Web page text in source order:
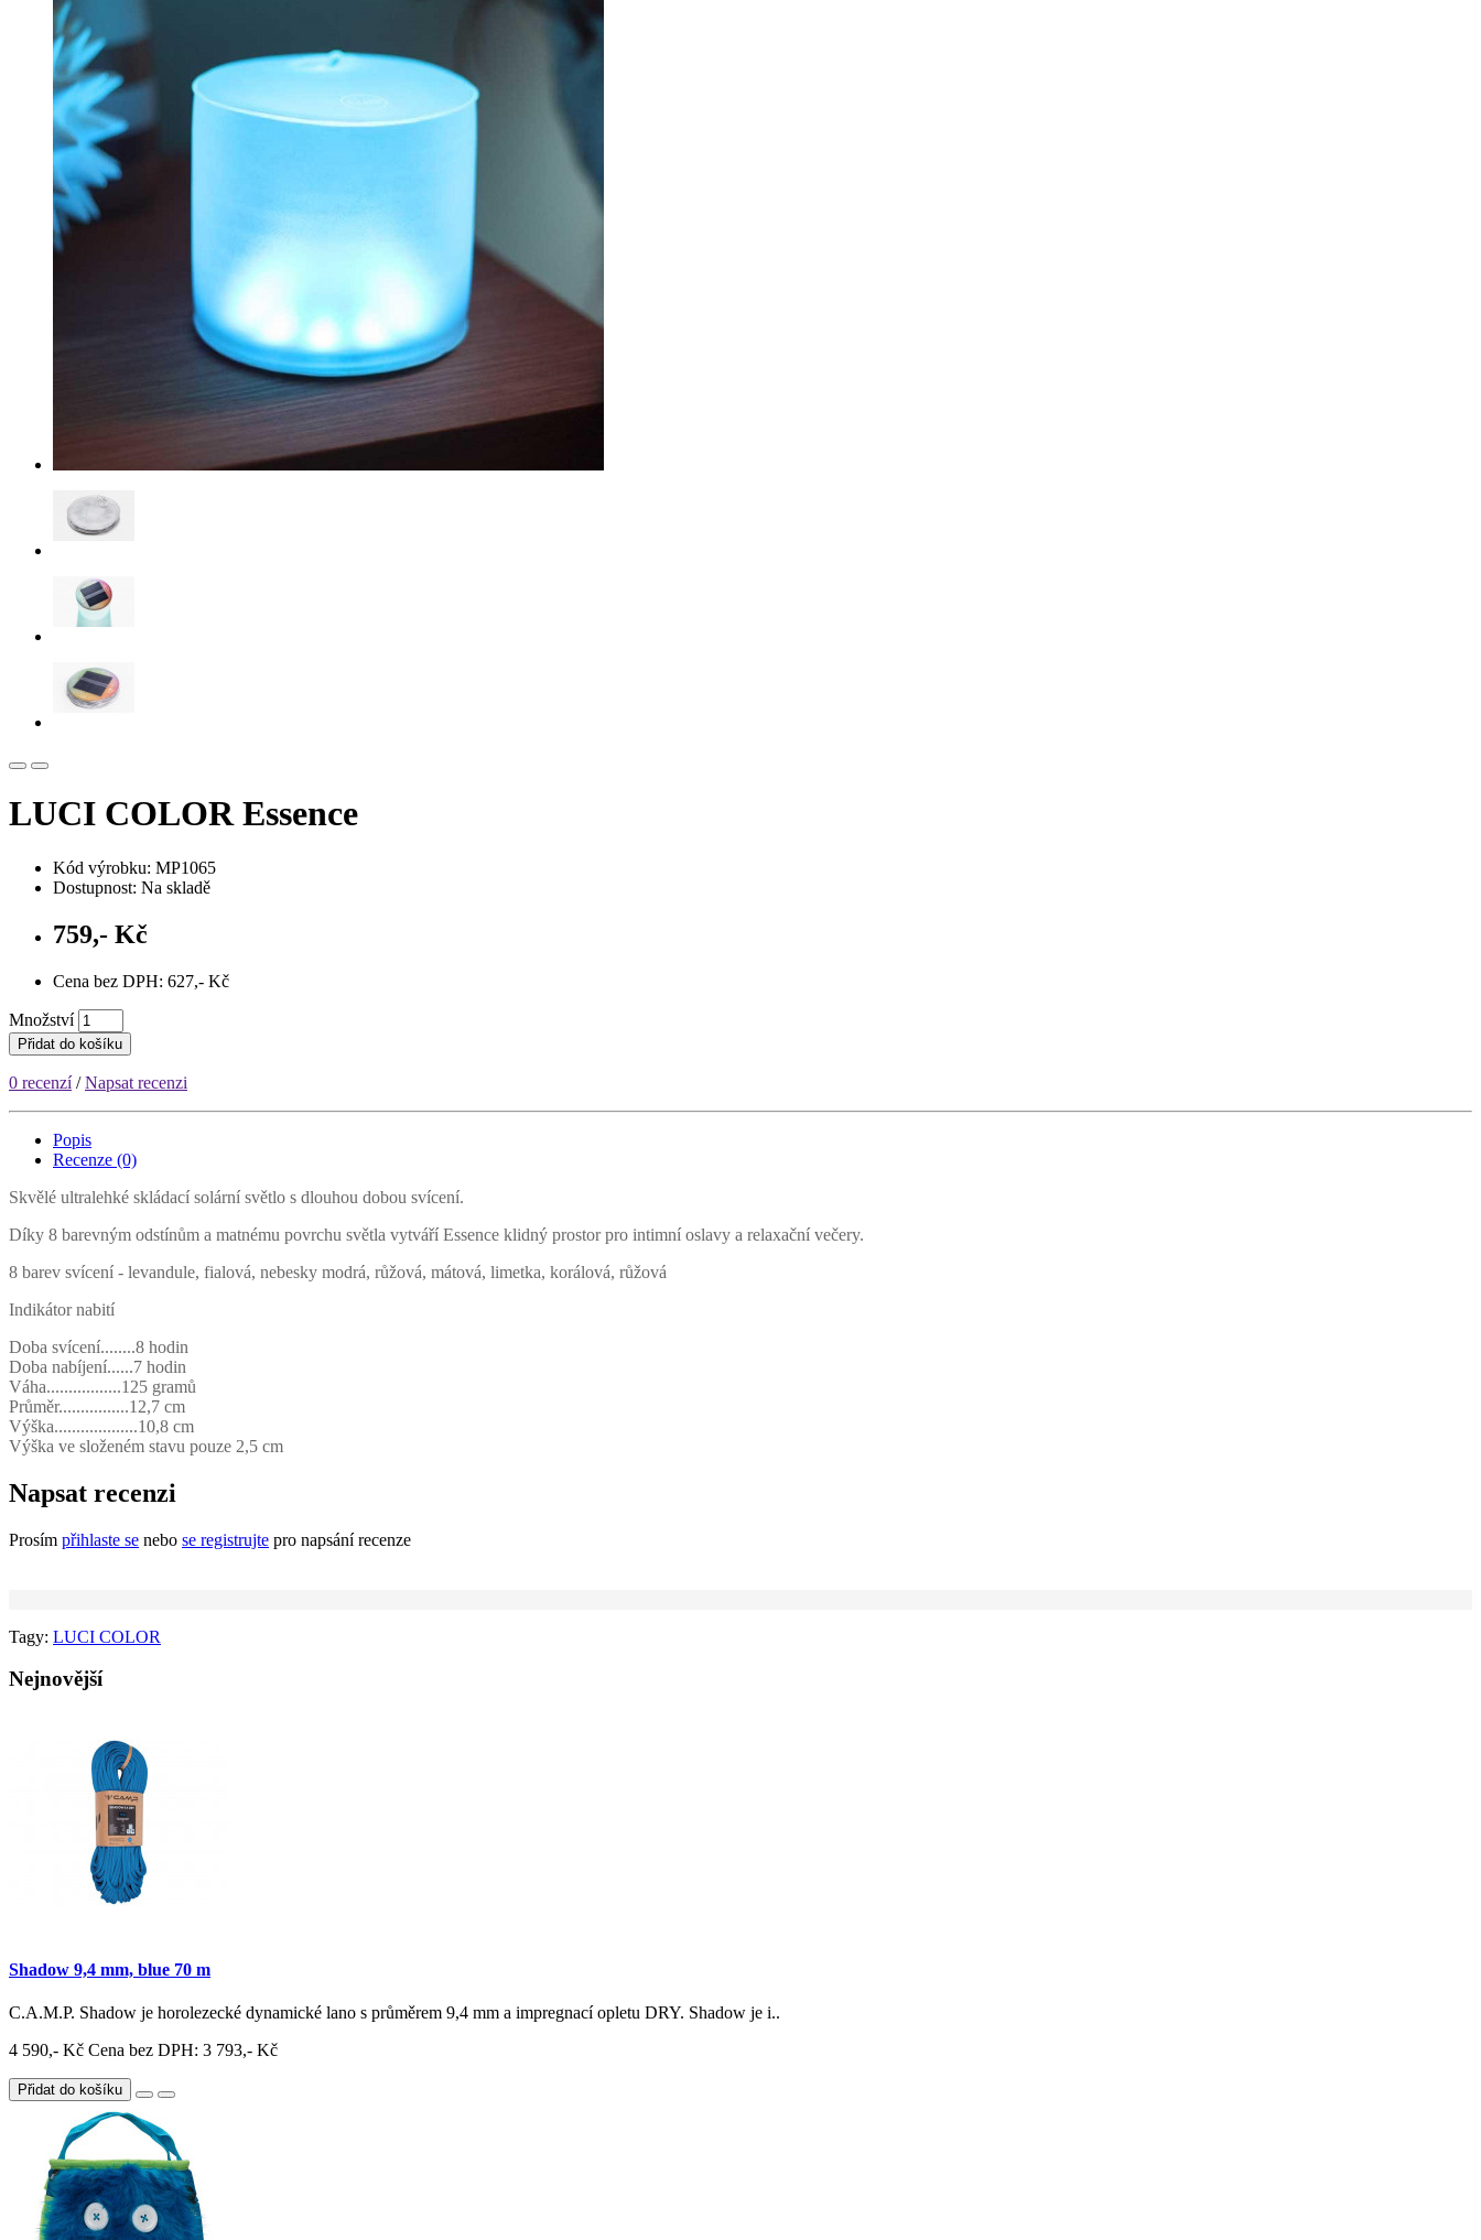
LUCI COLOR Essence
Kód výrobku: MP1065
Dostupnost: Na skladě
759,- Kč
Cena bez DPH: 627,- Kč
Množství
Přidat do košíku
0 recenzí/Napsat recenzi
Popis
Recenze (0)
Skvělé ultralehké skládací solární světlo s dlouhou dobou svícení.
Díky 8 barevným odstínům a matnému povrchu světla vytváří Essence klidný prostor pro intimní oslavy a relaxační večery.
8 barev svícení - levandule, fialová, nebesky modrá, růžová, mátová, limetka, korálová, růžová
Indikátor nabití
Doba svícení........8 hodin
Doba nabíjení......7 hodin
Váha.................125 gramů
Průměr................12,7 cm
Výška...................10,8 cm
Výška ve složeném stavu pouze 2,5 cm
Napsat recenzi
Prosím přihlaste se nebo se registrujte pro napsání recenze
Tagy: LUCI COLOR
Nejnovější
Shadow 9,4 mm, blue 70 m
C.A.M.P. Shadow je horolezecké dynamické lano s průměrem 9,4 mm a impregnací opletu DRY. Shadow je i..
4 590,- Kč Cena bez DPH: 3 793,- Kč
Přidat do košíku